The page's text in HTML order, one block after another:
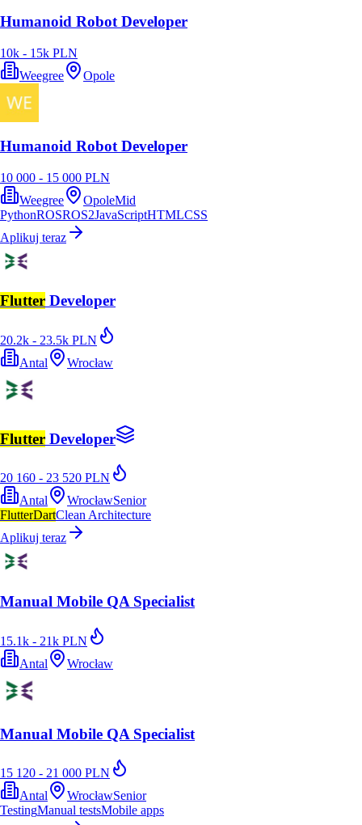
Humanoid Robot Developer
10k - 15k PLN
Weegree
Opole
Humanoid Robot Developer
10 000 - 15 000 PLN
Weegree
OpoleMid
PythonROSROS2JavaScriptHTMLCSS
Aplikuj teraz
Flutter Developer
20.2k - 23.5k PLN
Antal
Wrocław
Flutter Developer
20 160 - 23 520 PLN
Antal
WrocławSenior
FlutterDartClean Architecture
Aplikuj teraz
Manual Mobile QA Specialist
15.1k - 21k PLN
Antal
Wrocław
Manual Mobile QA Specialist
15 120 - 21 000 PLN
Antal
WrocławSenior
TestingManual testsMobile apps